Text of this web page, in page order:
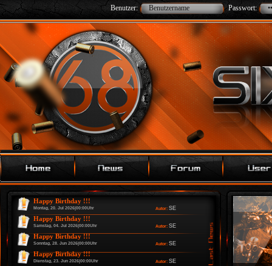
Benutzer: Passwort:
Happy Birthday !!!
Montag, 20. Jul 2026|00:00Uhr Autor: SE
Happy Birthday !!!
Samstag, 04. Jul 2026|00:00Uhr Autor: SE
Happy Birthday !!!
Sonntag, 28. Jun 2026|00:00Uhr Autor: SE
Happy Birthday !!!
Dienstag, 23. Jun 2026|00:00Uhr Autor: SE